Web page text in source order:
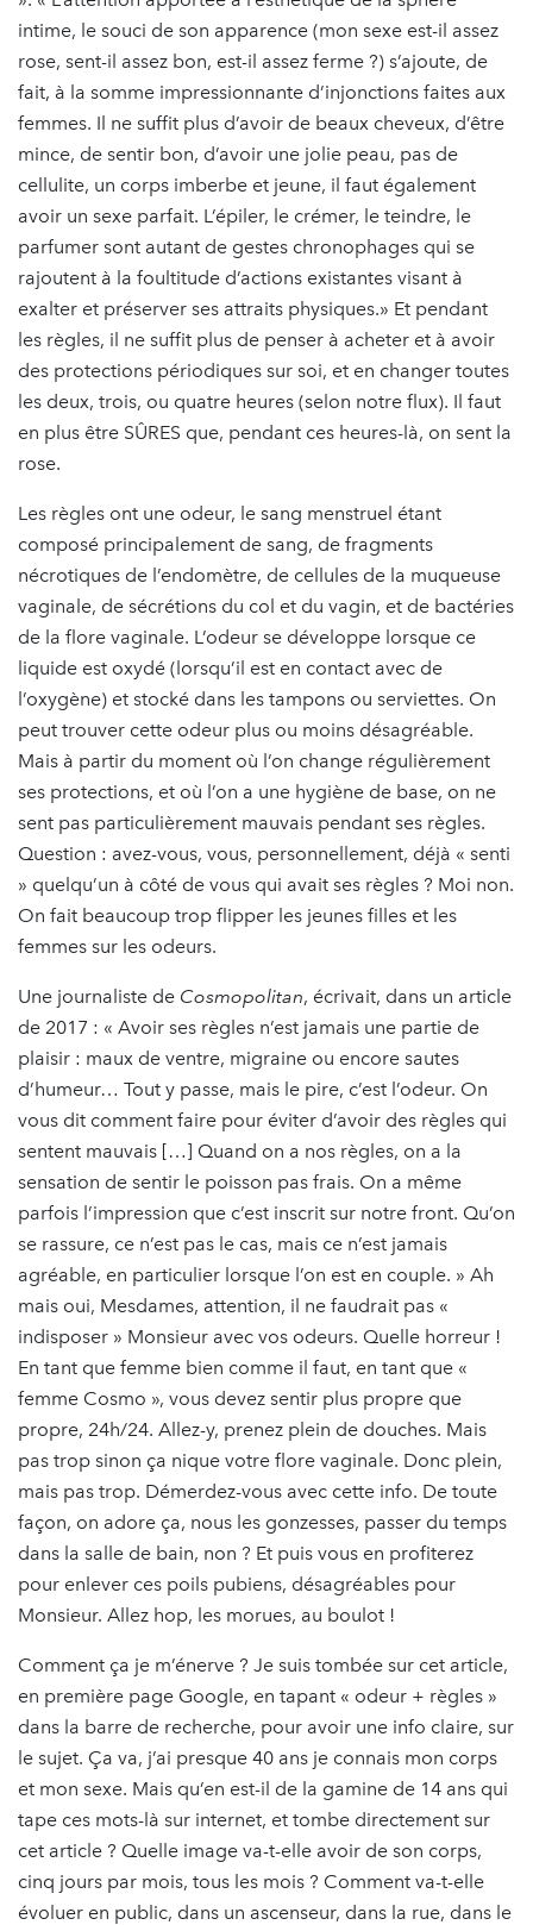
intime, le souci de son apparence (mon sexe est-il assez
rose, sent-il assez bon, est-il assez ferme ?) s’ajoute, de
fait, à la somme impressionnante d’injonctions faites aux
femmes. Il ne suffit plus d’avoir de beaux cheveux, d’être
mince, de sentir bon, d’avoir une jolie peau, pas de
cellulite, un corps imberbe et jeune, il faut également
avoir un sexe parfait. L’épiler, le crémer, le teindre, le
parfumer sont autant de gestes chronophages qui se
rajoutent à la foultitude d’actions existantes visant à
exalter et préserver ses attraits physiques.» Et pendant
les règles, il ne suffit plus de penser à acheter et à avoir
des protections périodiques sur soi, et en changer toutes
les deux, trois, ou quatre heures (selon notre flux). Il faut
en plus être SÛRES que, pendant ces heures-là, on sent la
rose.
Les règles ont une odeur, le sang menstruel étant
composé principalement de sang, de fragments
nécrotiques de l’endomètre, de cellules de la muqueuse
vaginale, de sécrétions du col et du vagin, et de bactéries
de la flore vaginale. L’odeur se développe lorsque ce
liquide est oxydé (lorsqu’il est en contact avec de
l’oxygène) et stocké dans les tampons ou serviettes. On
peut trouver cette odeur plus ou moins désagréable.
Mais à partir du moment où l’on change régulièrement
ses protections, et où l’on a une hygiène de base, on ne
sent pas particulièrement mauvais pendant ses règles.
Question : avez-vous, vous, personnellement, déjà « senti
» quelqu’un à côté de vous qui avait ses règles ? Moi non.
On fait beaucoup trop flipper les jeunes filles et les
femmes sur les odeurs.
Une journaliste de Cosmopolitan, écrivait, dans un article
de 2017 : « Avoir ses règles n’est jamais une partie de
plaisir : maux de ventre, migraine ou encore sautes
d’humeur… Tout y passe, mais le pire, c’est l’odeur. On
vous dit comment faire pour éviter d’avoir des règles qui
sentent mauvais […] Quand on a nos règles, on a la
sensation de sentir le poisson pas frais. On a même
parfois l’impression que c’est inscrit sur notre front. Qu’on
se rassure, ce n’est pas le cas, mais ce n’est jamais
agréable, en particulier lorsque l’on est en couple. » Ah
mais oui, Mesdames, attention, il ne faudrait pas «
indisposer » Monsieur avec vos odeurs. Quelle horreur !
En tant que femme bien comme il faut, en tant que «
femme Cosmo », vous devez sentir plus propre que
propre, 24h/24. Allez-y, prenez plein de douches. Mais
pas trop sinon ça nique votre flore vaginale. Donc plein,
mais pas trop. Démerdez-vous avec cette info. De toute
façon, on adore ça, nous les gonzesses, passer du temps
dans la salle de bain, non ? Et puis vous en profiterez
pour enlever ces poils pubiens, désagréables pour
Monsieur. Allez hop, les morues, au boulot !
Comment ça je m’énerve ? Je suis tombée sur cet article,
en première page Google, en tapant « odeur + règles »
dans la barre de recherche, pour avoir une info claire, sur
le sujet. Ça va, j’ai presque 40 ans je connais mon corps
et mon sexe. Mais qu’en est-il de la gamine de 14 ans qui
tape ces mots-là sur internet, et tombe directement sur
cet article ? Quelle image va-t-elle avoir de son corps,
cinq jours par mois, tous les mois ? Comment va-t-elle
évoluer en public, dans un ascenseur, dans la rue, dans le